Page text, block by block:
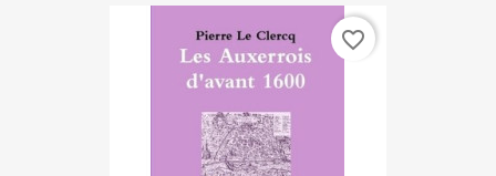
favorite_border